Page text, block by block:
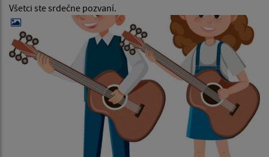
Všetci ste srdečne pozvaní.